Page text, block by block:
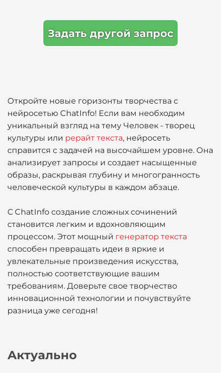
Задать другой запрос
Откройте новые горизонты творчества с
нейросетью ChatInfo! Если вам необходим
уникальный взгляд на тему Человек - творец
культуры или рерайт текста, нейросеть
справится с задачей на высочайшем уровне. Она
анализирует запросы и создает насыщенные
образы, раскрывая глубину и многогранность
человеческой культуры в каждом абзаце.
С ChatInfo создание сложных сочинений
становится легким и вдохновляющим
процессом. Этот мощный генератор текста
способен превращать идеи в яркие и
увлекательные произведения искусства,
полностью соответствующие вашим
требованиям. Доверьте свое творчество
инновационной технологии и почувствуйте
разница уже сегодня!
Актуально